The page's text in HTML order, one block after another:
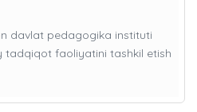
davlat pedagogika instituti
tadqiqot faoliyatini tashkil etish